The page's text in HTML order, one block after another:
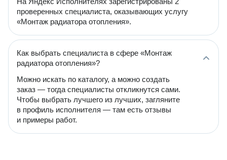
проверенных специалиста, оказывающих услугу
«Монтаж радиатора отопления».
Как выбрать специалиста в сфере «Монтаж
радиатора отопления»?
Можно искать по каталогу, а можно создать
заказ — тогда специалисты откликнутся сами.
Чтобы выбрать лучшего из лучших, загляните
в профиль исполнителя — там есть отзывы
и примеры работ.